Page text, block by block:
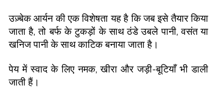
उज़्बेक आर्यन की एक विशेषता यह है कि जब इसे तैयार किया
जाता है, तो बर्फ के टुकड़ों के साथ ठंडे उबले पानी, वसंत या
खनिज पानी के साथ काटिक बनाया जाता है।
पेय में स्वाद के लिए नमक, खीरा और जड़ी-बूटियाँ भी डाली
जाती हैं।